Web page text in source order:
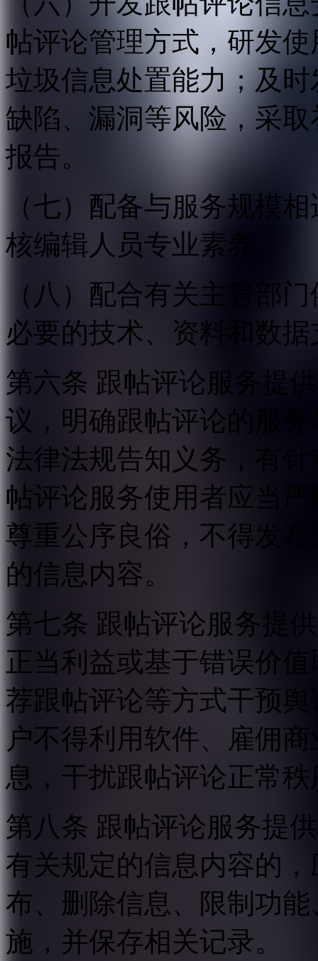
帖评论管理方式，研发
垃圾信息处置能力；及
缺陷、漏洞等风险，采
报告。
（七）配备与服务规模
核编辑人员专业素养。
（八）配合有关主管部
必要的技术、资料和数
第六条 跟帖评论服务提
议，明确跟帖评论的服
法律法规告知义务，有
帖评论服务使用者应当
尊重公序良俗，不得发
的信息内容。
第七条 跟帖评论服务提
正当利益或基于错误价
荐跟帖评论等方式干预
户不得利用软件、雇佣
息，干扰跟帖评论正常
第八条 跟帖评论服务提
有关规定的信息内容的
布、删除信息、限制功
施，并保存相关记录。